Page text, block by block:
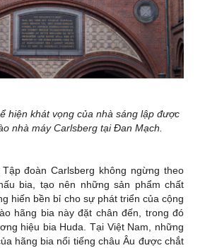
hiện khát vọng của nhà sáng lập được
nhà máy Carlsberg tại Đan Mạch.
đoàn Carlsberg không ngừng theo
bia, tạo nên những sản phẩm chất
hiến bền bỉ cho sự phát triển của cộng
hãng bia này đặt chân đến, trong đó
hiệu bia Huda. Tại Việt Nam, những
hãng bia nổi tiếng châu Âu được chắt